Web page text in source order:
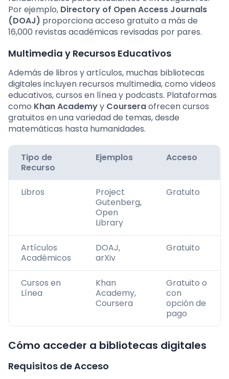
Por ejemplo, Directory of Open Access Journals
(DOAJ) proporciona acceso gratuito a más de
16,000 revistas académicas revisadas por pares.
Multimedia y Recursos Educativos
Además de libros y artículos, muchas bibliotecas
digitales incluyen recursos multimedia, como videos
educativos, cursos en línea y podcasts. Plataformas
como Khan Academyy Courseraofrecen cursos
gratuitos en una variedad de temas, desde
matemáticas hasta humanidades.
Tipo de
Recurso
Ejemplos Acceso
Libros
Project
Gutenberg,
Open
Library
Gratuito
Artículos
Académicos
DOAJ,
arXiv
Gratuito
Cursos en
Línea
Khan
Academy,
Coursera
Gratuito o
con
opción de
pago
Cómo acceder a bibliotecas digitales
Requisitos de Acceso